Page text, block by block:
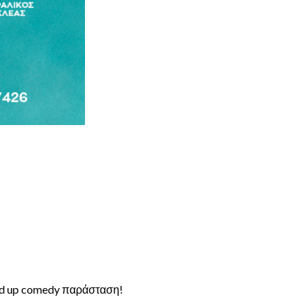
up comedy παράσταση!